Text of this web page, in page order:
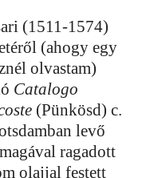
(1511-1574)
(ahogy egy
olvastam)
Catalogo
(Pünkösd) c.
levő
ragadott
olajjal festett